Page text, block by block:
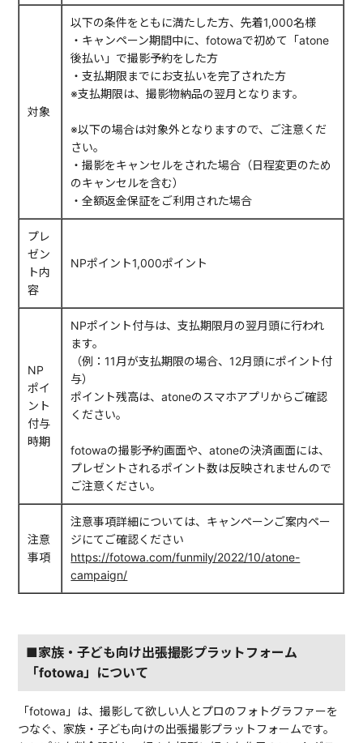
対象
以下の条件をともに満たした方、先着1,000名様
・キャンペーン期間中に、fotowaで初めて「atone
後払い」で撮影予約をした方
・支払期限までにお支払いを完了された方
※支払期限は、撮影物納品の翌月となります。
※以下の場合は対象外となりますので、ご注意くだ
さい。
・撮影をキャンセルをされた場合（日程変更のため
のキャンセルを含む）
・全額返金保証をご利用された場合
プレ
ゼン
ト内
容
NPポイント1,000ポイント
NP
ポイ
ント
付与
時期
NPポイント付与は、支払期限月の翌月頭に行われ
ます。
（例：11月が支払期限の場合、12月頭にポイント付
与）
ポイント残高は、atoneのスマホアプリからご確認
ください。
fotowaの撮影予約画面や、atoneの決済画面には、
プレゼントされるポイント数は反映されませんので
ご注意ください。
注意
事項
注意事項詳細については、キャンペーンご案内ペー
ジにてご確認ください
https://fotowa.com/funmily/2022/10/atone-
campaign/
■家族・子ども向け出張撮影プラットフォーム
「fotowa」について
「fotowa」は、撮影して欲しい人とプロのフォトグラファーを
つなぐ、家族・子ども向けの出張撮影プラットフォームです。